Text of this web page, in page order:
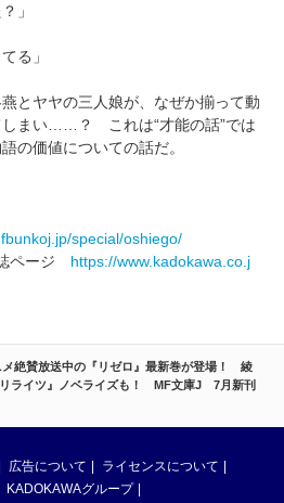
メ絶賛放送中の『リゼロ』最新巻が登場！ 綾
リライツ』ノベライズも！ MF文庫J 7月新刊
」
る」
とヤヤの三人娘が、なぜか揃って動
しまい……？ これは“才能の話”では
の価値についての話だ。
special/oshiego/
ページ https://www.kadokawa.co.j
広告について
ライセンスについて
KADOKAWAグループ